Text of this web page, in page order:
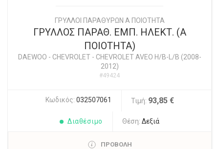
ΓΡΥΛΛΟΙ ΠΑΡΑΘΥΡΩΝ Α ΠΟΙΟΤΗΤΑ
ΓΡΥΛΛΟΣ ΠΑΡΑΘ. ΕΜΠ. ΗΛΕΚΤ. (Α
ΠΟΙΟΤΗΤΑ)
DAEWOO - CHEVROLET- CHEVROLET AVEO H/B-L/B (2008-
2012)
#49424
Κωδικός: 032507061 Τιμή: 93,85 €
Διαθέσιμο Θέση: Δεξιά
ΠΡΟΒΟΛΗ